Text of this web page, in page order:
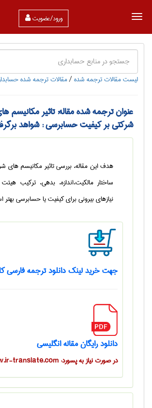
ورود/عضویت
لیست مقالات ترجمه شده/مقالات ترجمه شده
عنوان ترجمه شده مقاله: تاثیر مکانیسم
شرکتی بر کیفیت حسابرسی : شواهد
هدف این مقاله، بررسی تاثیر مکانیسم های
ساختار مالکیت،اندازه، بدهی، ترکیب
نیازهای بیرونی برای کیفیت یا حسابرسی
جهت خرید لینک دانلود ترجمه فارسی
دانلود رایگان مقاله انگلیسی
در صورت نیاز به پسورد: www.ir-translate.com